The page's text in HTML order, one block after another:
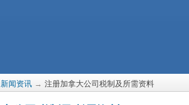
新闻资讯 → 注册加拿大公司税制及所需资料